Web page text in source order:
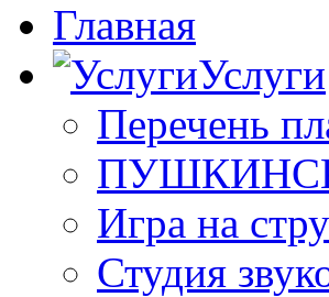
Главная
Услуги
Перечень
Игра на
Студия